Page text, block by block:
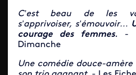
C’est beau de les
s’apprivoiser, s’émouvoir…
courage des femmes. -
Dimanche
Une comédie douce-